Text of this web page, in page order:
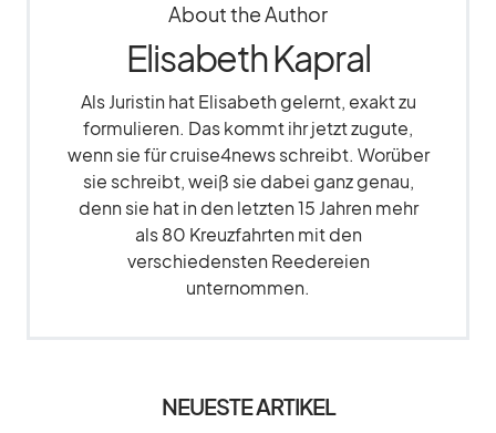
About the Author
Elisabeth Kapral
Als Juristin hat Elisabeth gelernt, exakt zu
formulieren. Das kommt ihr jetzt zugute,
wenn sie für cruise4news schreibt. Worüber
sie schreibt, weiß sie dabei ganz genau,
denn sie hat in den letzten 15 Jahren mehr
als 80 Kreuzfahrten mit den
verschiedensten Reedereien
unternommen.
NEUESTE ARTIKEL